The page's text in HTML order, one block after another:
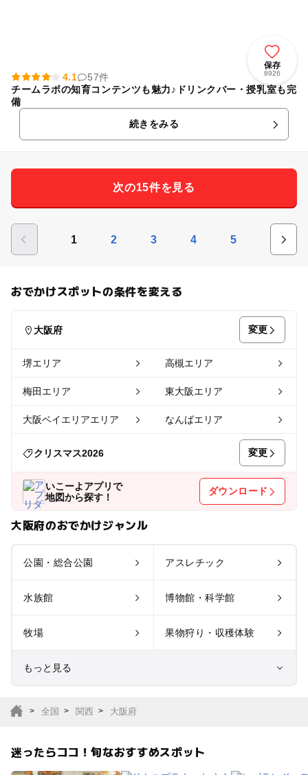
保存
8926
4.1
57件
チームラボの知育コンテンツも魅力♪ドリンクバー・授乳室も完
備
続きをみる
次の15件を見る
1 2 3 4 5
おでかけスポットの条件を変える
大阪府 変更
堺エリア 高槻エリア
梅田エリア 東大阪エリア
大阪ベイエリアエリア なんばエリア
クリスマス2026 変更
いこーよアプリで
地図から探す！
ダウンロード
大阪府のおでかけジャンル
公園・総合公園 アスレチック
水族館 博物館・科学館
牧場 果物狩り・収穫体験
もっと見る
サファリパーク 植物園・フラワーパー
全国 関西 大阪府
迷ったらココ！旬なおすすめスポット